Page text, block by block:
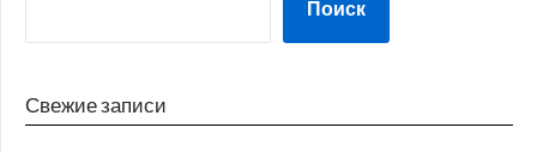
Поиск
Свежие записи